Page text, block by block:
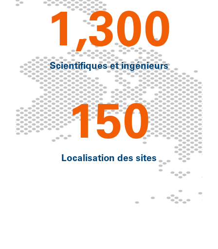
1,300
Scientifiques et ingénieurs
150
Localisation des sites